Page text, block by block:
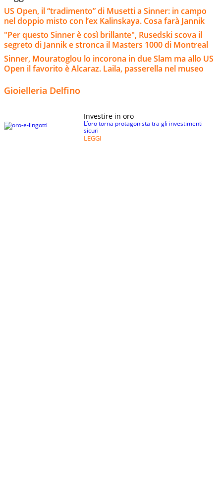
US Open, il “tradimento” di Musetti a Sinner: in campo
nel doppio misto con l’ex Kalinskaya. Cosa farà Jannik
"Per questo Sinner è così brillante", Rusedski scova il
segreto di Jannik e stronca il Masters 1000 di Montreal
Sinner, Mouratoglou lo incorona in due Slam ma allo US
Open il favorito è Alcaraz. Laila, passerella nel museo
Gioielleria Delfino
Investire in oro
L’oro torna protagonista tra gli investimenti
sicuri
LEGGI